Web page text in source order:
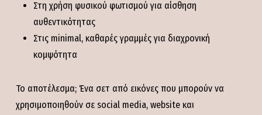
Στη χρήση φυσικού φωτισμού για αίσθηση
αυθεντικότητας
Στις minimal, καθαρές γραμμές για διαχρονική
κομψότητα
Το αποτέλεσμα; Ένα σετ από εικόνες που μπορούν να
χρησιμοποιηθούν σε social media, website και